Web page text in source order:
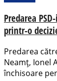
Predarea
printr-o
Predarea
Neamț, Ionel
închisoare